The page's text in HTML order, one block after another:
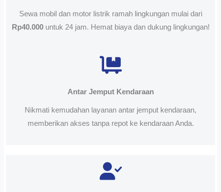
Sewa mobil dan motor listrik ramah lingkungan mulai dari
Rp40.000untuk 24 jam. Hemat biaya dan dukung lingkungan!
Antar Jemput Kendaraan
Nikmati kemudahan layanan antar jemput kendaraan,
memberikan akses tanpa repot ke kendaraan Anda.